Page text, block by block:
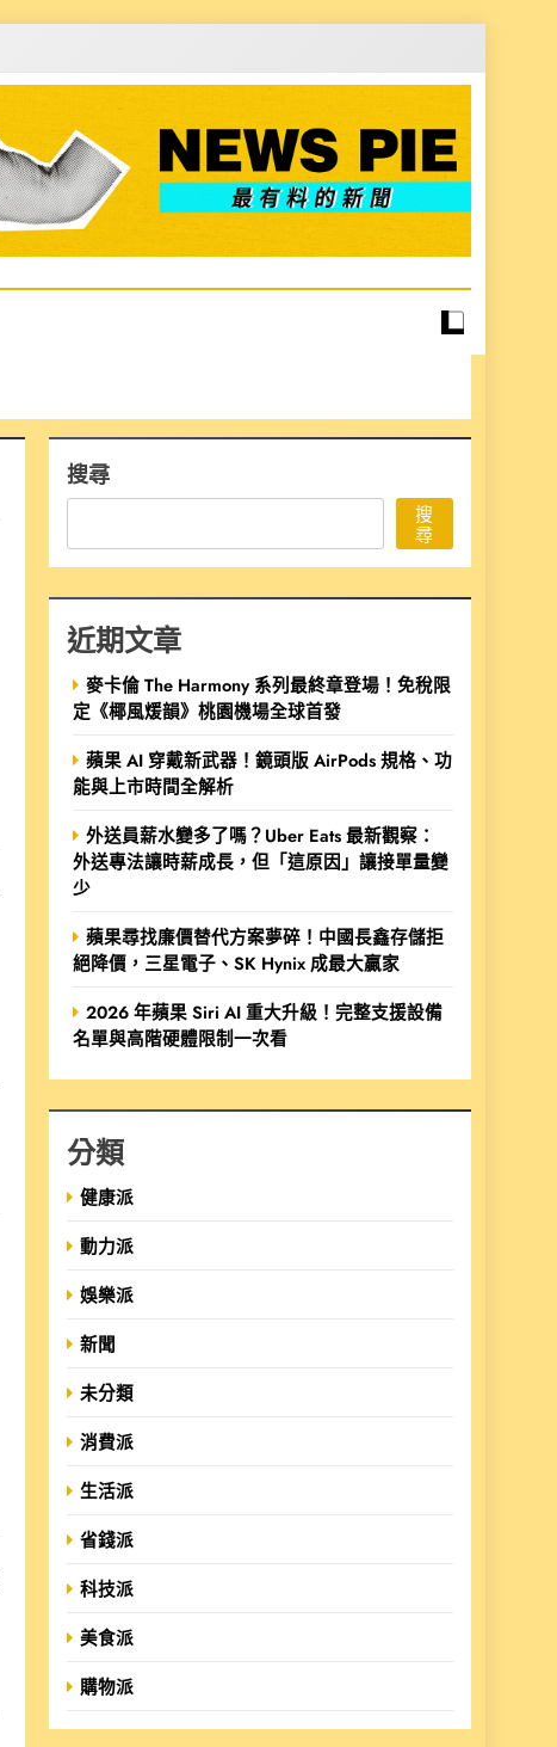
搜尋
搜
尋
近期文章
麥卡倫 The Harmony 系列最終章登場！免稅限
定《椰風煖韻》桃園機場全球首發
蘋果 AI 穿戴新武器！鏡頭版 AirPods 規格、功
能與上市時間全解析
外送員薪水變多了嗎？Uber Eats 最新觀察：
外送專法讓時薪成長，但「這原因」讓接單量變
少
蘋果尋找廉價替代方案夢碎！中國長鑫存儲拒
絕降價，三星電子、SK Hynix 成最大贏家
2026 年蘋果 Siri AI 重大升級！完整支援設備
名單與高階硬體限制一次看
分類
健康派
動力派
娛樂派
新聞
未分類
消費派
生活派
省錢派
科技派
美食派
購物派